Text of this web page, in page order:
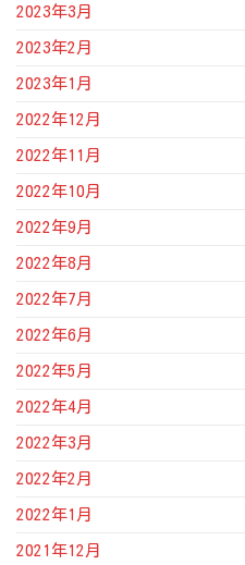
2023年3月
2023年2月
2023年1月
2022年12月
2022年11月
2022年10月
2022年9月
2022年8月
2022年7月
2022年6月
2022年5月
2022年4月
2022年3月
2022年2月
2022年1月
2021年12月